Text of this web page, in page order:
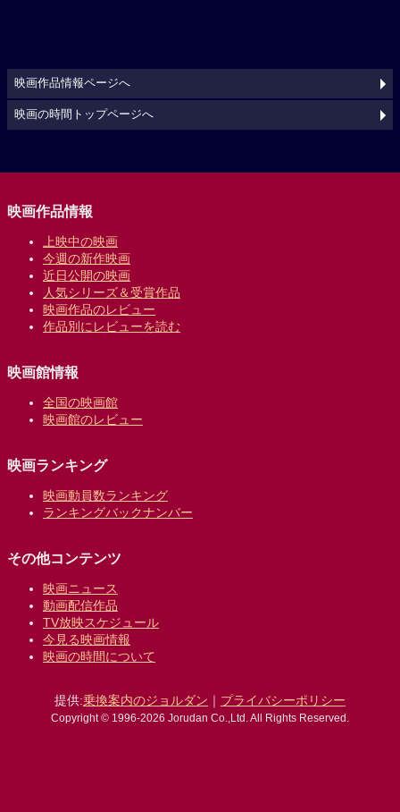
映画作品情報ページへ
映画の時間トップページへ
映画作品情報
上映中の映画
今週の新作映画
近日公開の映画
人気シリーズ＆受賞作品
映画作品のレビュー
作品別にレビューを読む
映画館情報
全国の映画館
映画館のレビュー
映画ランキング
映画動員数ランキング
ランキングバックナンバー
その他コンテンツ
映画ニュース
動画配信作品
TV放映スケジュール
今見る映画情報
映画の時間について
提供:乗換案内のジョルダン ｜ プライバシーポリシー
Copyright © 1996-2026 Jorudan Co.,Ltd. All Rights Reserved.